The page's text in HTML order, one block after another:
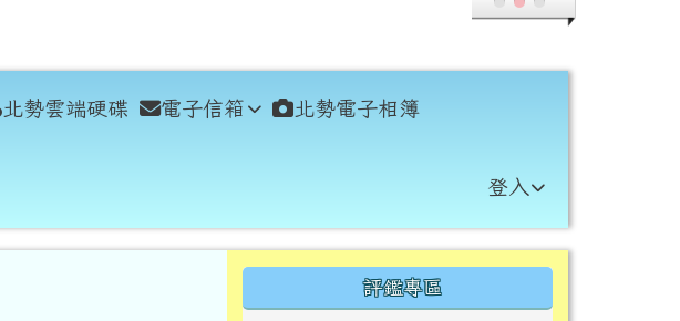
北勢雲端硬碟 電子信箱 北勢電子相簿
登入
右邊區域內容
評鑑專區